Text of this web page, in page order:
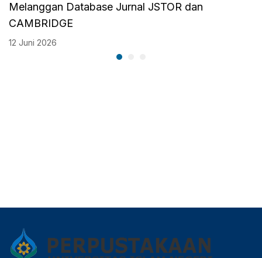
Melanggan Database Jurnal JSTOR dan
CAMBRIDGE
12 Juni 2026